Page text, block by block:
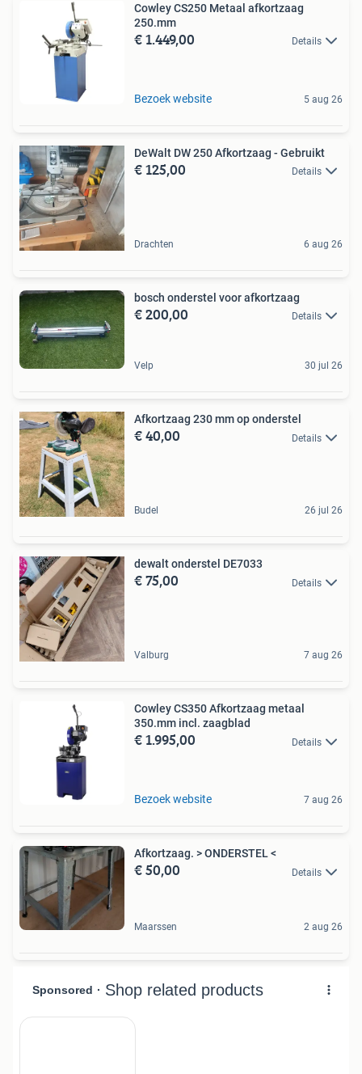
Cowley CS250 Metaal afkortzaag
250.mm
€ 1.449,00 Details
Bezoek website 5 aug 26
DeWalt DW 250 Afkortzaag - Gebruikt
€ 125,00 Details
Drachten 6 aug 26
bosch onderstel voor afkortzaag
€ 200,00 Details
Velp 30 jul 26
Afkortzaag 230 mm op onderstel
€ 40,00 Details
Budel 26 jul 26
dewalt onderstel DE7033
€ 75,00 Details
Valburg 7 aug 26
Cowley CS350 Afkortzaag metaal
350.mm incl. zaagblad
€ 1.995,00 Details
Bezoek website 7 aug 26
Afkortzaag. > ONDERSTEL <
€ 50,00 Details
Maarssen 2 aug 26